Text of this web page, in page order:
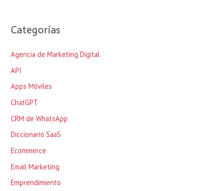
Categorías
Agencia de Marketing Digital
API
Apps Móviles
ChatGPT
CRM de WhatsApp
Diccionario SaaS
Ecommerce
Email Marketing
Emprendimiento